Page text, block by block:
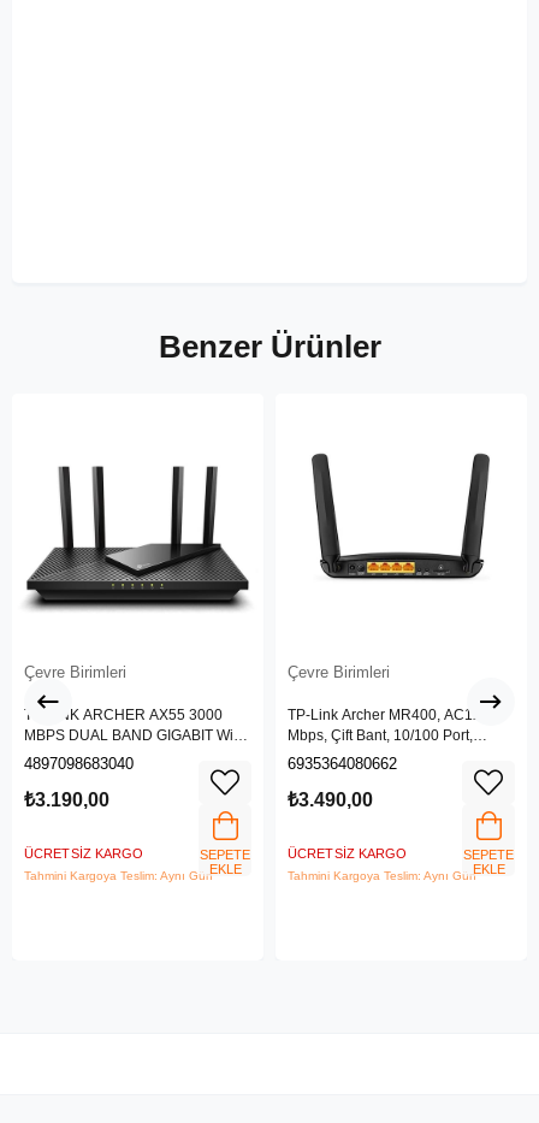
Benzer Ürünler
Çevre Birimleri
TP-LINK ARCHER AX55 3000
MBPS DUAL BAND GIGABIT Wi-Fi
6 ROUTER
4897098683040
₺3.190,00
ÜCRETSIZ KARGO
Tahmini Kargoya Teslim: Aynı Gün
SEPETE
EKLE
Çevre Birimleri
TP-Link Archer MR400, AC1200
Mbps, Çift Bant, 10/100 Port,
4G/3G SIM Yuvası, Kablosuz 4G
6935364080662
₺3.490,00
ÜCRETSIZ KARGO
Tahmini Kargoya Teslim: Aynı Gün
SEPETE
EKLE